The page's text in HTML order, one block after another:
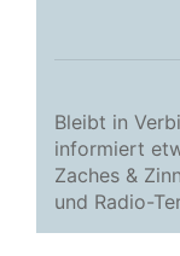
Bleibt in
informiert
Zaches &
und Radio-